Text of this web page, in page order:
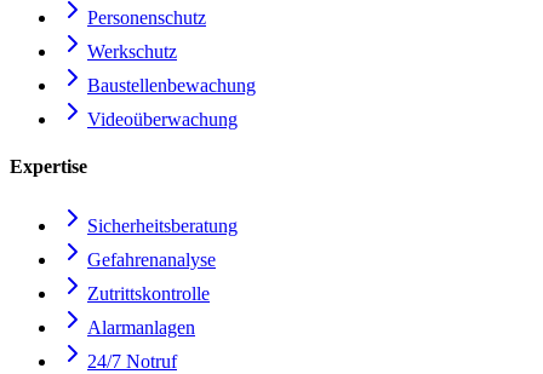
Personenschutz
Werkschutz
Baustellenbewachung
Videoüberwachung
Expertise
Sicherheitsberatung
Gefahrenanalyse
Zutrittskontrolle
Alarmanlagen
24/7 Notruf